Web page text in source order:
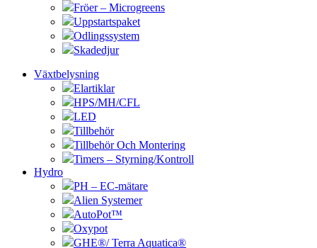
Fröer – Microgreens
Uppstartspaket
Odlingssystem
Skadedjur
Växtbelysning
Elartiklar
HPS/MH/CFL
LED
Tillbehör
Tillbehör Och Montering
Timers – Styrning/Kontroll
Hydro
PH – EC-mätare
Alien Systemer
AutoPot™
Oxypot
GHE®/ Terra Aquatica®